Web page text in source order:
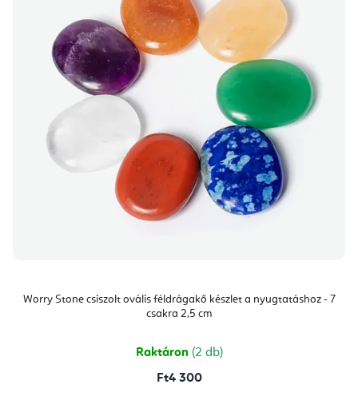
Worry Stone csiszolt ovális féldrágakő készlet a nyugtatáshoz - 7
csakra 2,5 cm
Raktáron (2 db)
Ft4 300